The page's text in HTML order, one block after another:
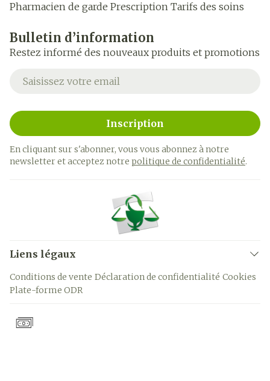
Pharmacien de garde Prescription Tarifs des soins
Bulletin d’information
Restez informé des nouveaux produits et promotions
Adresse mail
Inscription
En cliquant sur s'abonner, vous vous abonnez à notre
newsletter et acceptez notre politique de confidentialité.
Liens légaux
Conditions de vente Déclaration de confidentialité Cookies
Plate-forme ODR